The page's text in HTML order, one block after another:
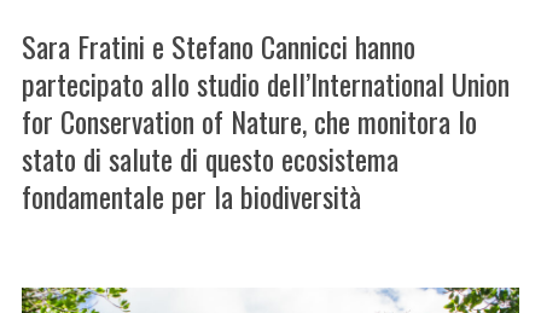
Sara Fratini e Stefano Cannicci hanno
partecipato allo studio dell’International Union
for Conservation of Nature, che monitora lo
stato di salute di questo ecosistema
fondamentale per la biodiversità